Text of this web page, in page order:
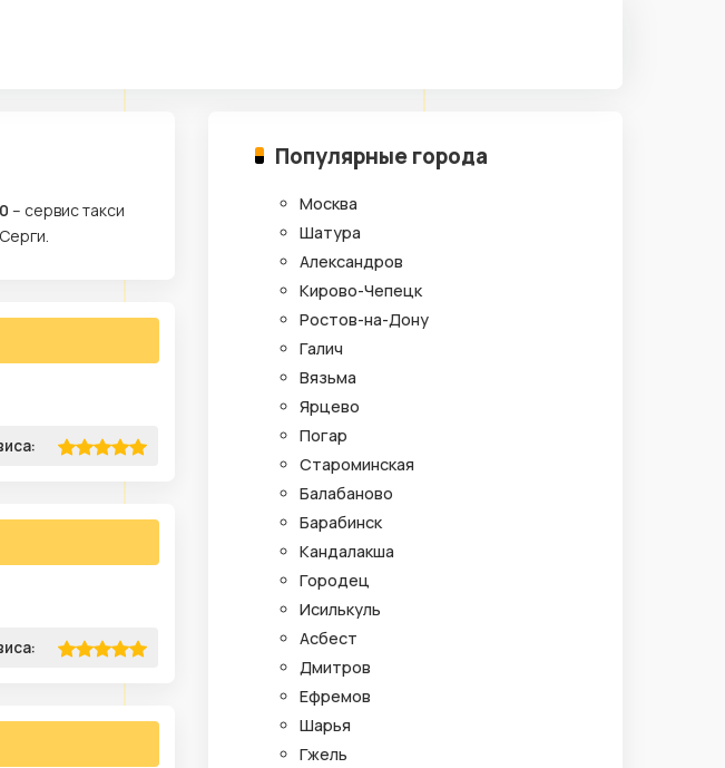
– сервис такси
Популярные города
Москва
Шатура
Александров
Кирово-Чепецк
Ростов-на-Дону
Галич
Вязьма
Ярцево
Погар
Староминская
Балабаново
Барабинск
Кандалакша
Городец
Исилькуль
Асбест
Дмитров
Ефремов
Шарья
Гжель